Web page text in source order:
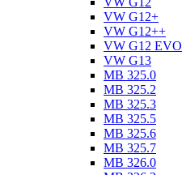
VW G12+
VW G12++
VW G12 EVO
VW G13
MB 325.0
MB 325.2
MB 325.3
MB 325.5
MB 325.6
MB 325.7
MB 326.0